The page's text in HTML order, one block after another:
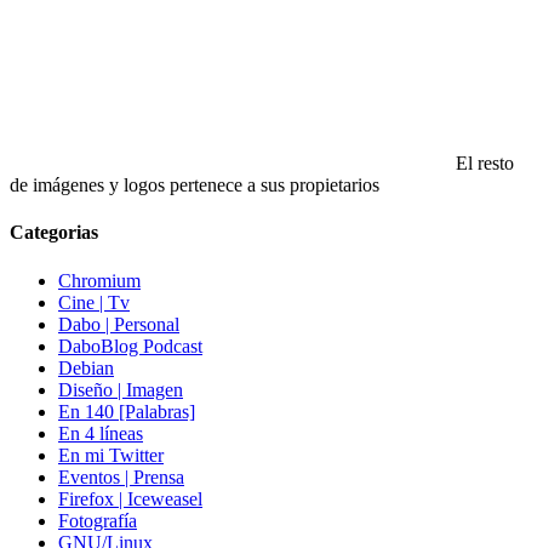
El resto
de imágenes y logos pertenece a sus propietarios
Categorias
Chromium
Cine | Tv
Dabo | Personal
DaboBlog Podcast
Debian
Diseño | Imagen
En 140 [Palabras]
En 4 líneas
En mi Twitter
Eventos | Prensa
Firefox | Iceweasel
Fotografía
GNU/Linux